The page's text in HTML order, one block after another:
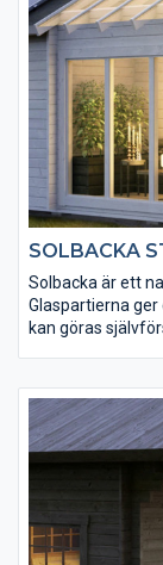
SOLBACKA
Solbacka är ett
Glaspartierna
kan göras
göra stugan till
på 35 kvm.